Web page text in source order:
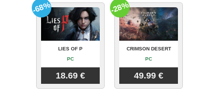
LIES OF P
PC
18.69 €
-68%
CRIMSON DESERT
PC
49.99 €
-28%